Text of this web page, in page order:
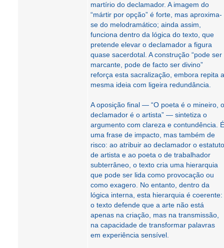
martírio do declamador. A imagem do
“mártir por opção” é forte, mas aproxima-
se do melodramático; ainda assim,
funciona dentro da lógica do texto, que
pretende elevar o declamador a figura
quase sacerdotal. A construção “pode ser
marcante, pode de facto ser divino”
reforça esta sacralização, embora repita a
mesma ideia com ligeira redundância.
A oposição final — “O poeta é o mineiro, o
declamador é o artista” — sintetiza o
argumento com clareza e contundência. É
uma frase de impacto, mas também de
risco: ao atribuir ao declamador o estatuto
de artista e ao poeta o de trabalhador
subterrâneo, o texto cria uma hierarquia
que pode ser lida como provocação ou
como exagero. No entanto, dentro da
lógica interna, esta hierarquia é coerente:
o texto defende que a arte não está
apenas na criação, mas na transmissão,
na capacidade de transformar palavras
em experiência sensível.